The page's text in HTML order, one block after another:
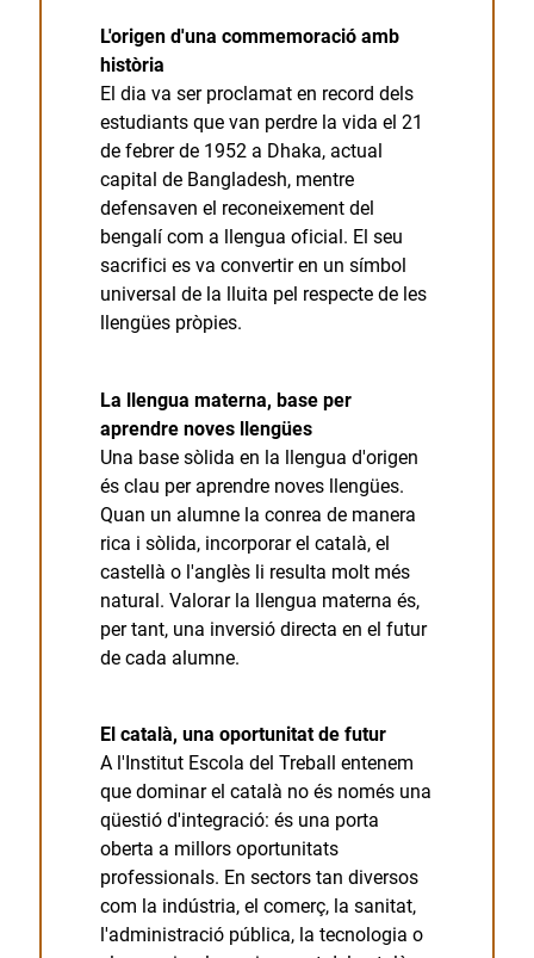
L'origen d'una commemoració amb
història
El dia va ser proclamat en record dels
estudiants que van perdre la vida el 21
de febrer de 1952 a Dhaka, actual
capital de Bangladesh, mentre
defensaven el reconeixement del
bengalí com a llengua oficial. El seu
sacrifici es va convertir en un símbol
universal de la lluita pel respecte de les
llengües pròpies.
La llengua materna, base per
aprendre noves llengües
Una base sòlida en la llengua d'origen
és clau per aprendre noves llengües.
Quan un alumne la conrea de manera
rica i sòlida, incorporar el català, el
castellà o l'anglès li resulta molt més
natural. Valorar la llengua materna és,
per tant, una inversió directa en el futur
de cada alumne.
El català, una oportunitat de futur
A l'Institut Escola del Treball entenem
que dominar el català no és només una
qüestió d'integració: és una porta
oberta a millors oportunitats
professionals. En sectors tan diversos
com la indústria, el comerç, la sanitat,
l'administració pública, la tecnologia o